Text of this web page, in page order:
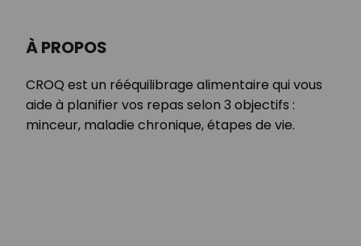
À PROPOS
CROQ est un rééquilibrage alimentaire qui vous
aide à planifier vos repas selon 3 objectifs :
minceur, maladie chronique, étapes de vie.